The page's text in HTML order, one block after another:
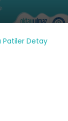
Patiler Detay